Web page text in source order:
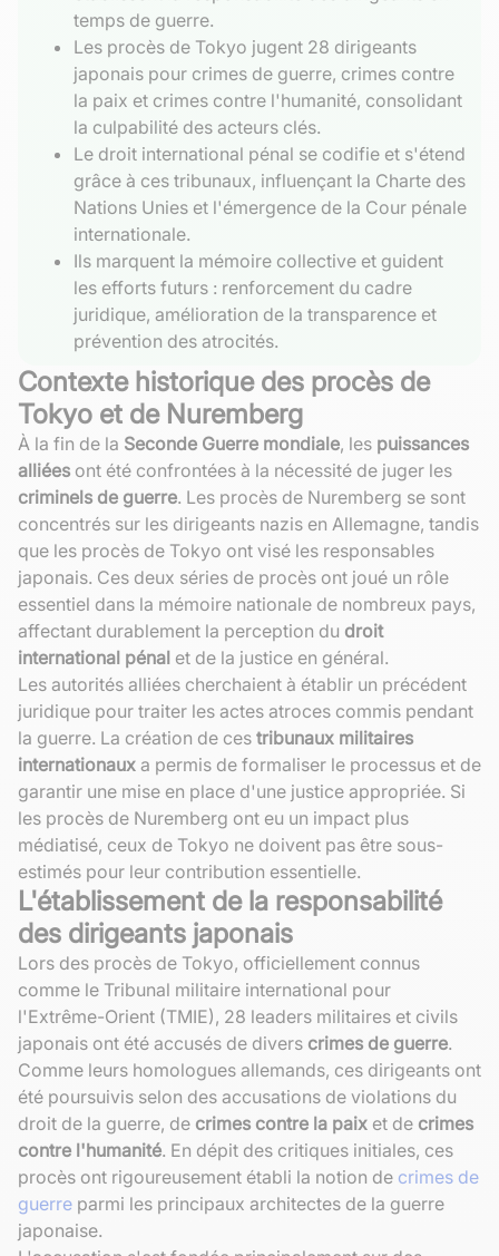
temps de guerre.
Les procès de Tokyo jugent 28 dirigeants
japonais pour crimes de guerre, crimes contre
la paix et crimes contre l'humanité, consolidant
la culpabilité des acteurs clés.
Le droit international pénal se codifie et s'étend
grâce à ces tribunaux, influençant la Charte des
Nations Unies et l'émergence de la Cour pénale
internationale.
Ils marquent la mémoire collective et guident
les efforts futurs : renforcement du cadre
juridique, amélioration de la transparence et
prévention des atrocités.
Contexte historique des procès de
Tokyo et de Nuremberg
À la fin de la Seconde Guerre mondiale, les puissances
alliées ont été confrontées à la nécessité de juger les
criminels de guerre. Les procès de Nuremberg se sont
concentrés sur les dirigeants nazis en Allemagne, tandis
que les procès de Tokyo ont visé les responsables
japonais. Ces deux séries de procès ont joué un rôle
essentiel dans la mémoire nationale de nombreux pays,
affectant durablement la perception du droit
international pénal et de la justice en général.
Les autorités alliées cherchaient à établir un précédent
juridique pour traiter les actes atroces commis pendant
la guerre. La création de ces tribunaux militaires
internationaux a permis de formaliser le processus et de
garantir une mise en place d'une justice appropriée. Si
les procès de Nuremberg ont eu un impact plus
médiatisé, ceux de Tokyo ne doivent pas être sous-
estimés pour leur contribution essentielle.
L'établissement de la responsabilité
des dirigeants japonais
Lors des procès de Tokyo, officiellement connus
comme le Tribunal militaire international pour
l'Extrême-Orient (TMIE), 28 leaders militaires et civils
japonais ont été accusés de divers crimes de guerre.
Comme leurs homologues allemands, ces dirigeants ont
été poursuivis selon des accusations de violations du
droit de la guerre, de crimes contre la paix et de crimes
contre l'humanité. En dépit des critiques initiales, ces
procès ont rigoureusement établi la notion de crimes de
guerre parmi les principaux architectes de la guerre
japonaise.